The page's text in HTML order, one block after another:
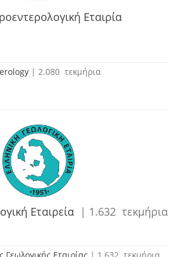
Εταιρία
| 2.080 τεκμήρια
Εταιρεία | 1.632 τεκμήρια